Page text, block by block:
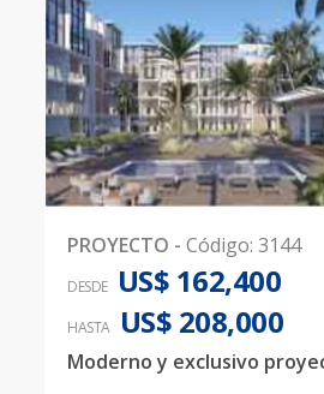
PROYECTO - Código: 3144
DESDE US$ 162,400
HASTA US$ 208,000